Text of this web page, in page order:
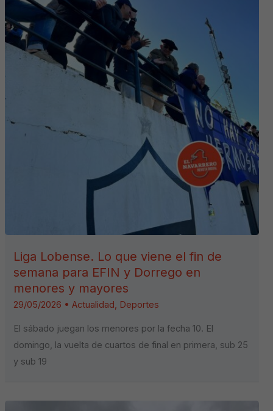
Liga Lobense. Lo que viene el fin de
semana para EFIN y Dorrego en
menores y mayores
29/05/2026 •Actualidad, Deportes
El sábado juegan los menores por la fecha 10. El
domingo, la vuelta de cuartos de final en primera, sub 25
y sub 19